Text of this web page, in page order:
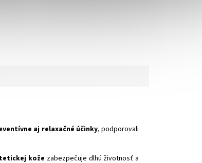
aj relaxačné účinky, podporovali
kože zabezpečuje dlhú životnosť a